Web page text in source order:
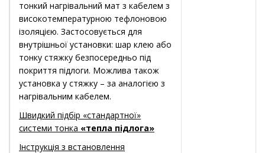
тонкий нагрівальний мат з кабелем з
високотемпературною тефлоновою
ізоляцією. Застосовується для
внутрішньої установки: шар клею або
тонку стяжку безпосередньо під
покриття підлоги. Можлива також
установка у стяжку – за аналогією з
нагрівальним кабелем.
Швидкий підбір «стандартної»
системи тонка «тепла підлога»
Інструкція з встановлення